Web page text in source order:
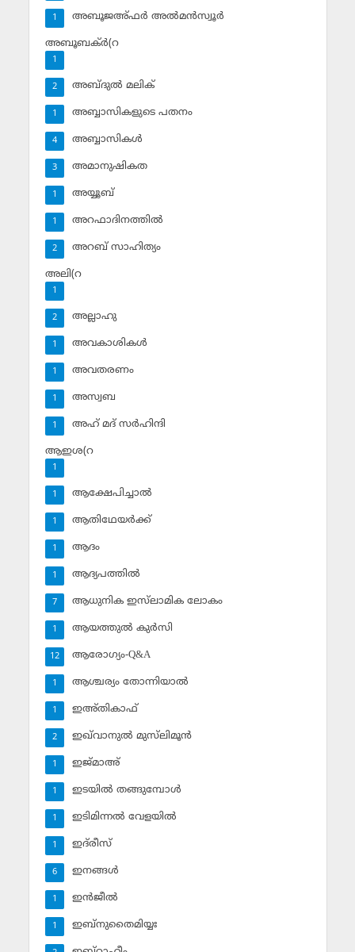
അബൂജഅ്ഫര്‍ അല്‍മന്‍സ്വൂര്‍
1
അബൂബക്ര്‍(റ
1
അബ്ദുല്‍ മലിക്‌
2
അബ്ബാസികളുടെ പതനം
1
അബ്ബാസികള്‍
4
അമാനുഷികത
3
അയ്യൂബ്‌
1
അറഫാദിനത്തില്‍
1
അറബ് സാഹിത്യം
2
അലി(റ
1
അല്ലാഹു
2
അവകാശികള്‍
1
അവതരണം
1
അസ്വബ
1
അഹ് മദ് സര്‍ഹിന്ദി
1
ആഇശ(റ
1
ആക്ഷേപിച്ചാല്‍
1
ആതിഥേയര്‍ക്ക്
1
ആദം
1
ആദ്യപത്തില്‍
1
ആധുനിക ഇസ്‌ലാമിക ലോകം
7
ആയത്തുല്‍ കുര്‍സി
1
ആരോഗ്യം-Q&A
12
ആശ്ചര്യം തോന്നിയാല്‍
1
ഇഅ്തികാഫ്‌
1
ഇഖ്‌വാനുല്‍ മുസ്‌ലിമൂന്‍
2
ഇജ്മാഅ്
1
ഇടയില്‍ തങ്ങുമ്പോള്‍
1
ഇടിമിന്നല്‍ വേളയില്‍
1
ഇദ്‌രീസ്‌
1
ഇനങ്ങള്‍
6
ഇന്‍ജീല്‍
1
ഇബ്‌നുതൈമിയ്യഃ
1